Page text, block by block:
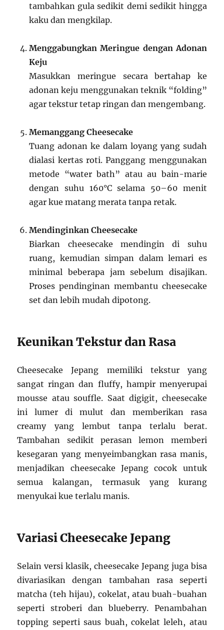
tambahkan gula sedikit demi sedikit hingga
kaku dan mengkilap.
Menggabungkan Meringue dengan Adonan
Keju
Masukkan meringue secara bertahap ke
adonan keju menggunakan teknik “folding”
agar tekstur tetap ringan dan mengembang.
Memanggang Cheesecake
Tuang adonan ke dalam loyang yang sudah
dialasi kertas roti. Panggang menggunakan
metode “water bath” atau au bain-marie
dengan suhu 160°C selama 50–60 menit
agar kue matang merata tanpa retak.
Mendinginkan Cheesecake
Biarkan cheesecake mendingin di suhu
ruang, kemudian simpan dalam lemari es
minimal beberapa jam sebelum disajikan.
Proses pendinginan membantu cheesecake
set dan lebih mudah dipotong.
Keunikan Tekstur dan Rasa
Cheesecake Jepang memiliki tekstur yang
sangat ringan dan fluffy, hampir menyerupai
mousse atau souffle. Saat digigit, cheesecake
ini lumer di mulut dan memberikan rasa
creamy yang lembut tanpa terlalu berat.
Tambahan sedikit perasan lemon memberi
kesegaran yang menyeimbangkan rasa manis,
menjadikan cheesecake Jepang cocok untuk
semua kalangan, termasuk yang kurang
menyukai kue terlalu manis.
Variasi Cheesecake Jepang
Selain versi klasik, cheesecake Jepang juga bisa
divariasikan dengan tambahan rasa seperti
matcha (teh hijau), cokelat, atau buah-buahan
seperti stroberi dan blueberry. Penambahan
topping seperti saus buah, cokelat leleh, atau